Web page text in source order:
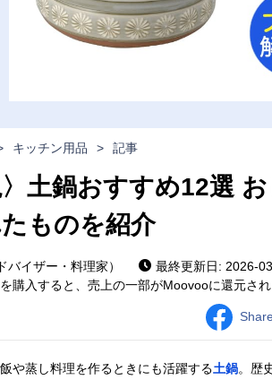
キッチン用品 > 記事
〉土鍋おすすめ12選
ものを紹介
イザー・料理家）
最終更新日: 2026-
購入すると、売上の一部がMoovooに還元され
や蒸し料理を作るときにも活躍する土鍋。歴